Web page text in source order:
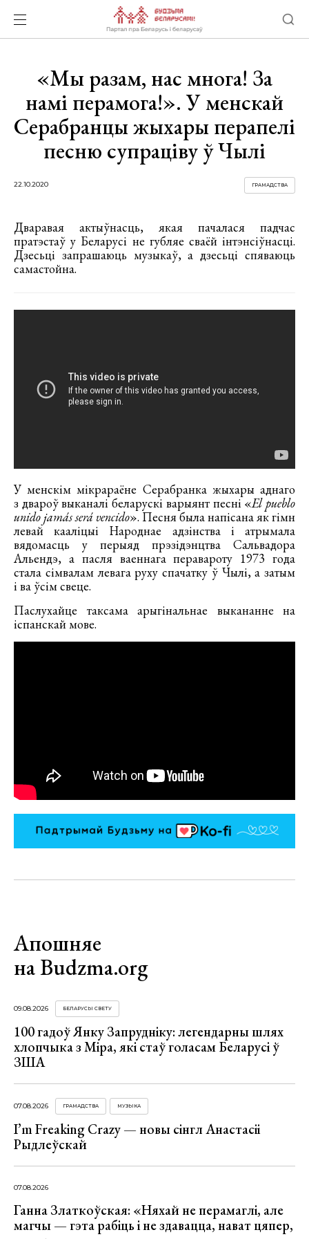
«Мы разам, нас многа! За
намi перамога!». У менскай
Серабранцы жыхары перапелі
песню супраціву ў Чылі
22.10.2020 ГРАМАДСТВА
Дваравая актыўнасць, якая пачалася падчас
пратэстаў у Беларусі не губляе сваёй інтэнсіўнасці.
Дзесьці запрашаюць музыкаў, а дзесьці спяваюць
самастойна.
У менскім мікрараёне Серабранка жыхары аднаго
з двароў выканалі беларускі варыянт песні «El pueblo
unido jamás será vencido». Песня была напісана як гімн
левай кааліцыі Народнае адзінства і атрымала
вядомасць у перыяд прэзідэнцтва Сальвадора
Альендэ, а пасля ваеннага перавароту 1973 года
стала сімвалам левага руху спачатку ў Чылі, а затым
і ва ўсім свеце.
Паслухайце таксама арыгінальнае выкананне на
іспанскай мове.
Апошняе
на Budzma.org
09.08.2026 БЕЛАРУСЫ СВЕТУ
100 гадоў Янку Запрудніку: легендарны шлях
хлопчыка з Міра, які стаў голасам Беларусі ў
ЗША
07.08.2026 ГРАМАДСТВА МУЗЫКА
I’m Freaking Crazy — новы сінгл Анастасіі
Рыдлеўскай
07.08.2026
Ганна Златкоўская: «Няхай не перамаглі, але
магчы — гэта рабіць і не здавацца, нават цяпер,